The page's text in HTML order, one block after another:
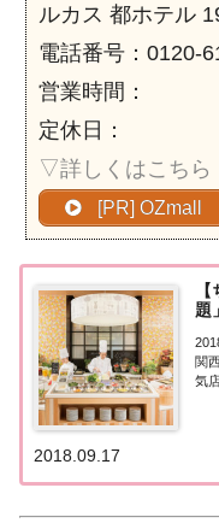
ルカス 都ホテル
電話番号：0120-
営業時間：
定休日：
▽詳しくはこちら
[PR] OZmall
題
関
気
2018.09.17